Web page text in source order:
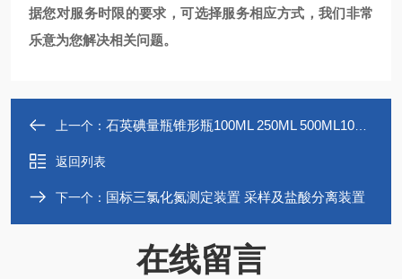
据您对服务时限的要求，可选择服务相应方式，我们非常
乐意为您解决相关问题。
上一个： 石英碘量瓶锥形瓶100ML 250ML 500ML100ML
返回列表
下一个： 国标三氯化氮测定装置 采样及盐酸分离装置
在线留言